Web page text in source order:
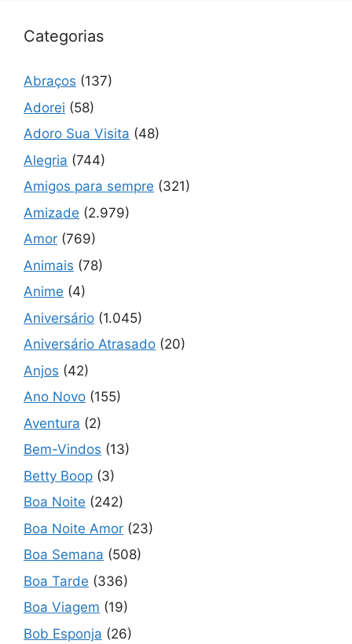
Categorias
Abraços (137)
Adorei (58)
Adoro Sua Visita (48)
Alegria (744)
Amigos para sempre (321)
Amizade (2.979)
Amor (769)
Animais (78)
Anime (4)
Aniversário (1.045)
Aniversário Atrasado (20)
Anjos (42)
Ano Novo (155)
Aventura (2)
Bem-Vindos (13)
Betty Boop (3)
Boa Noite (242)
Boa Noite Amor (23)
Boa Semana (508)
Boa Tarde (336)
Boa Viagem (19)
Bob Esponja (26)